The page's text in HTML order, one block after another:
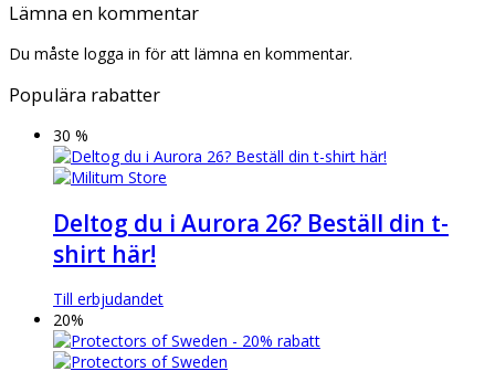
Lämna en kommentar
Du måste logga in för att lämna en kommentar.
Populära rabatter
30 %
Deltog du i Aurora 26? Beställ din t-
shirt här!
Till erbjudandet
20%